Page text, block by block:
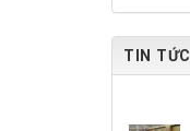
TIN TỨC